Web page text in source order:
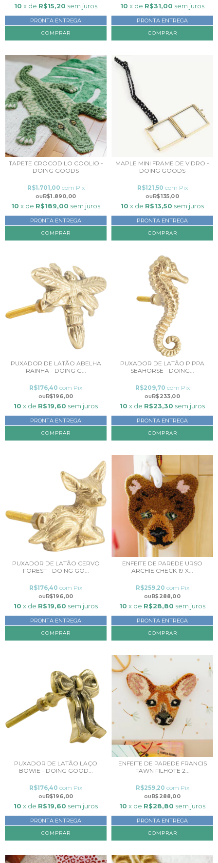
10 x de R$15,20 sem juros
PRONTA ENTREGA
10 x de R$31,00 sem juros
PRONTA ENTREGA
TAPETE CROCODILO COOLIO -
DOING GOODS
R$1.890,00
R$1.701,00 com Pix
10 x de R$189,00 sem juros
PRONTA ENTREGA
COMPRAR
MAPLE MINI FRAME DE VIDRO -
DOING GOODS
R$135,00
R$121,50 com Pix
10 x de R$13,50 sem juros
PRONTA ENTREGA
PUXADOR DE LATÃO ABELHA
RAINHA - DOING G...
R$196,00
R$176,40 com Pix
10 x de R$19,60 sem juros
PRONTA ENTREGA
PUXADOR DE LATÃO PIPPA
SEAHORSE - DOING...
R$233,00
R$209,70 com Pix
10 x de R$23,30 sem juros
PRONTA ENTREGA
PUXADOR DE LATÃO CERVO
FOREST - DOING GO...
R$196,00
R$176,40 com Pix
10 x de R$19,60 sem juros
PRONTA ENTREGA
COMPRAR
ENFEITE DE PAREDE URSO
ARCHIE CHECK 19 X...
R$288,00
R$259,20 com Pix
10 x de R$28,80 sem juros
PRONTA ENTREGA
PUXADOR DE LATÃO LAÇO
BOWIE - DOING GOOD...
R$196,00
R$176,40 com Pix
10 x de R$19,60 sem juros
PRONTA ENTREGA
ENFEITE DE PAREDE FRANCIS
FAWN FILHOTE 2...
R$288,00
R$259,20 com Pix
10 x de R$28,80 sem juros
PRONTA ENTREGA